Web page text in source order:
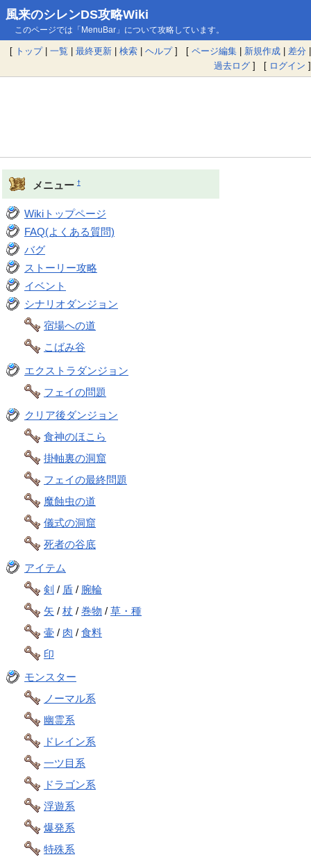
風来のシレンDS攻略Wiki
このページでは「MenuBar」について攻略しています。
[ トップ| 一覧 | 最終更新 | 検索 | ヘルプ] [ ページ編集 | 新規作成 | 差分 |
過去ログ ] [ ログイン ]
メニュー †
Wikiトップページ
FAQ(よくある質問)
バグ
ストーリー攻略
イベント
シナリオダンジョン
宿場への道
こばみ谷
エクストラダンジョン
フェイの問題
クリア後ダンジョン
食神のほこら
掛軸裏の洞窟
フェイの最終問題
魔蝕虫の道
儀式の洞窟
死者の谷底
アイテム
剣 / 盾 / 腕輪
矢 /杖 /巻物 /草・種
壷 / 肉 /食料
印
モンスター
ノーマル系
幽霊系
ドレイン系
一ツ目系
ドラゴン系
浮遊系
爆発系
特殊系